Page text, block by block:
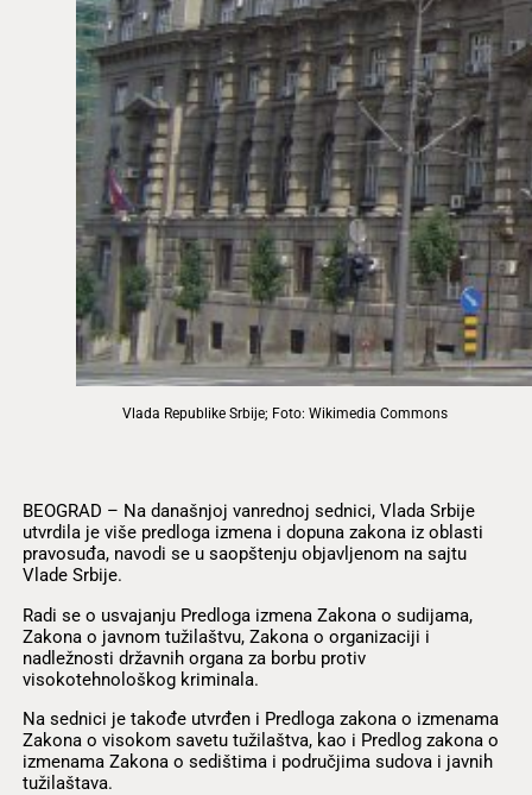
Vlada Republike Srbije; Foto: Wikimedia Commons
BEOGRAD – Na današnjoj vanrednoj sednici, Vlada Srbije
utvrdila je više predloga izmena i dopuna zakona iz oblasti
pravosuđa, navodi se u saopštenju objavljenom na sajtu
Vlade Srbije.
Radi se o usvajanju Predloga izmena Zakona o sudijama,
Zakona o javnom tužilaštvu, Zakona o organizaciji i
nadležnosti državnih organa za borbu protiv
visokotehnološkog kriminala.
Na sednici je takođe utvrđen i Predloga zakona o izmenama
Zakona o visokom savetu tužilaštva, kao i Predlog zakona o
izmenama Zakona o sedištima i područjima sudova i javnih
tužilaštava.